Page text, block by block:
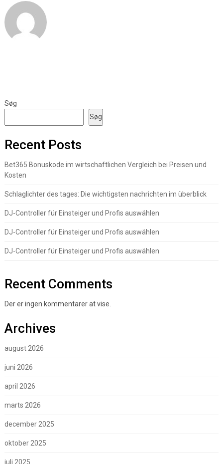
Søg
Søg
Recent Posts
Bet365 Bonuskode im wirtschaftlichen Vergleich bei Preisen und
Kosten
Schlaglichter des tages: Die wichtigsten nachrichten im überblick
DJ-Controller für Einsteiger und Profis auswählen
DJ-Controller für Einsteiger und Profis auswählen
DJ-Controller für Einsteiger und Profis auswählen
Recent Comments
Der er ingen kommentarer at vise.
Archives
august 2026
juni 2026
april 2026
marts 2026
december 2025
oktober 2025
juli 2025